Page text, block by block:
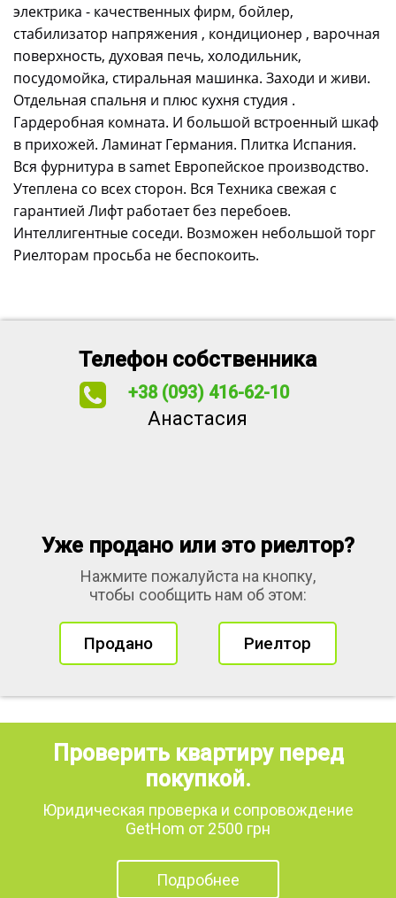
электрика - качественных фирм, бойлер,
стабилизатор напряжения , кондиционер , варочная
поверхность, духовая печь, холодильник,
посудомойка, стиральная машинка. Заходи и живи.
Отдельная спальня и плюс кухня студия .
Гардеробная комната. И большой встроенный шкаф
в прихожей. Ламинат Германия. Плитка Испания.
Вся фурнитура в samet Европейское производство.
Утеплена со всех сторон. Вся Техника свежая с
гарантией Лифт работает без перебоев.
Интеллигентные соседи. Возможен небольшой торг
Риелторам просьба не беспокоить.
Телефон собственника
+38 (093) 416-62-10
Анастасия
Уже продано или это риелтор?
Нажмите пожалуйста на кнопку,
чтобы сообщить нам об этом:
Продано Риелтор
Проверить квартиру перед
покупкой.
Юридическая проверка и сопровождение
GetHom от 2500 грн
Подробнее